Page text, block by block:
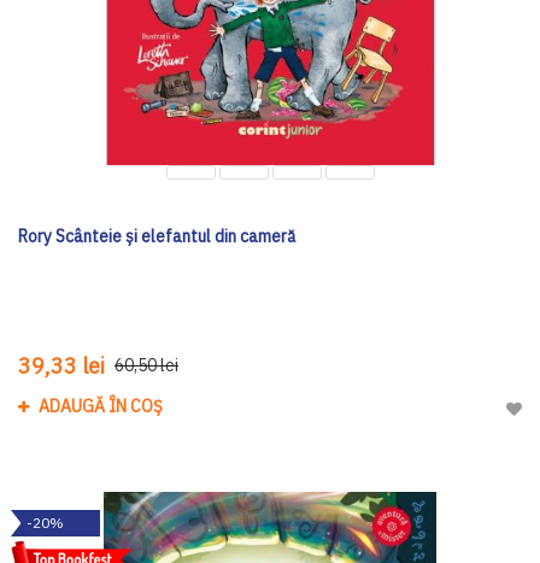
Rory Scânteie și elefantul din cameră
39,33 lei 60,50 lei
ADAUGĂ ÎN COȘ
-20%